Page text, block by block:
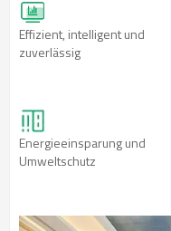
Effizient, intelligent und
zuverlässig
Energieeinsparung und
Umweltschutz